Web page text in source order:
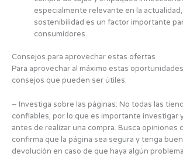
especialmente relevante en la
sostenibilidad es un factor importante
consumidores.
Consejos para aprovechar estas ofertas
Para aprovechar al máximo estas
consejos que pueden ser útiles:
– Investiga sobre las páginas: No todas las
confiables, por lo que es importante investigar
antes de realizar una compra. Busca opiniones
confirma que la página sea segura y tenga
devolución en caso de que haya algún